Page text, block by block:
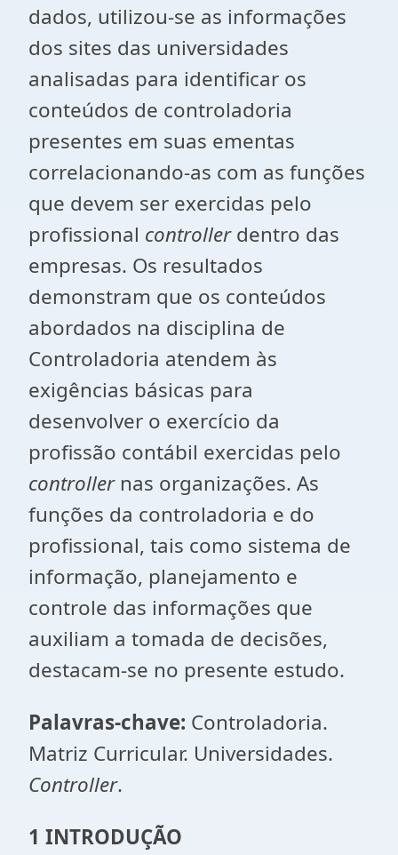
dados, utilizou-se as informações
dos sites das universidades
analisadas para identificar os
conteúdos de controladoria
presentes em suas ementas
correlacionando-as com as funções
que devem ser exercidas pelo
profissional controllerdentro das
empresas. Os resultados
demonstram que os conteúdos
abordados na disciplina de
Controladoria atendem às
exigências básicas para
desenvolver o exercício da
profissão contábil exercidas pelo
controllernas organizações. As
funções da controladoria e do
profissional, tais como sistema de
informação, planejamento e
controle das informações que
auxiliam a tomada de decisões,
destacam-se no presente estudo.
Palavras-chave: Controladoria.
Matriz Curricular. Universidades.
Controller.
1 INTRODUÇÃO